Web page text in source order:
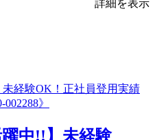
詳細を表示
躍中!!】未経験